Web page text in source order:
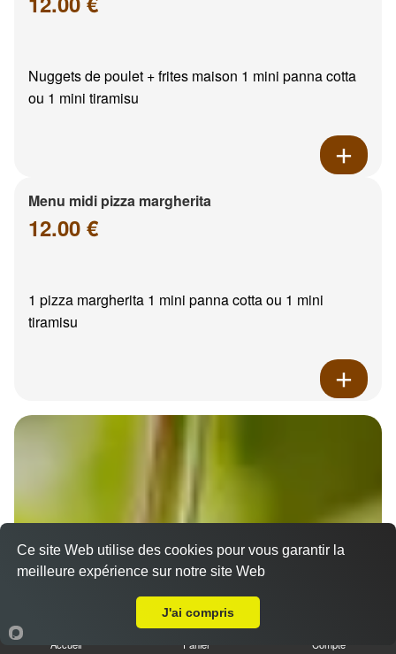
Nuggets de poulet + frites maison 1 mini panna cotta
ou 1 mini tiramisu
Menu midi pizza margherita
12.00 €
1 pizza margherita 1 mini panna cotta ou 1 mini
tiramisu
Accueil Panier Compte
Ce site Web utilise des cookies pour vous garantir la
meilleure expérience sur notre site Web
J'ai compris